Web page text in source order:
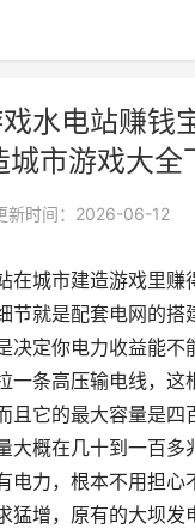
水电站赚钱
城市游戏大全
新时间：2026-06-12
在城市建造游戏里赚
节就是配套电网的搭
决定你电力收益能不
一条高压输电线，这
且它的最大容量是四
大概在几十到一百多
电力，根本不用担心
猛增，原有的大坝发